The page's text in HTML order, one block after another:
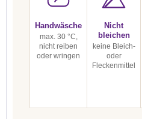
Handwäsche
max. 30 °C,
nicht reiben
oder wringen
Nicht
bleichen
keine Bleich-
oder
Fleckenmittel